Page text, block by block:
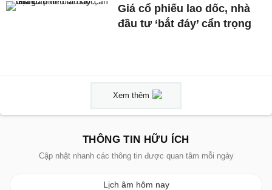
Giá cổ phiếu lao dốc, nhà
đầu tư ‘bắt đáy’ cẩn trọng
Xem thêm
THÔNG TIN HỮU ÍCH
Cập nhật nhanh các thông tin được quan tâm mỗi ngày
Lịch âm hôm nay